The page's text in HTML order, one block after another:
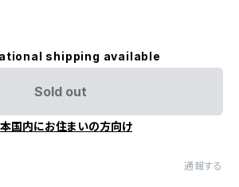
shipping available
Sold out
国内にお住まいの方向け
通報する